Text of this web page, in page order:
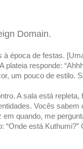
Domain.
época de festas.
responde:
um pouco de estilo.
A sala está repleta,
Vocês sabem
quando, me
“Onde está